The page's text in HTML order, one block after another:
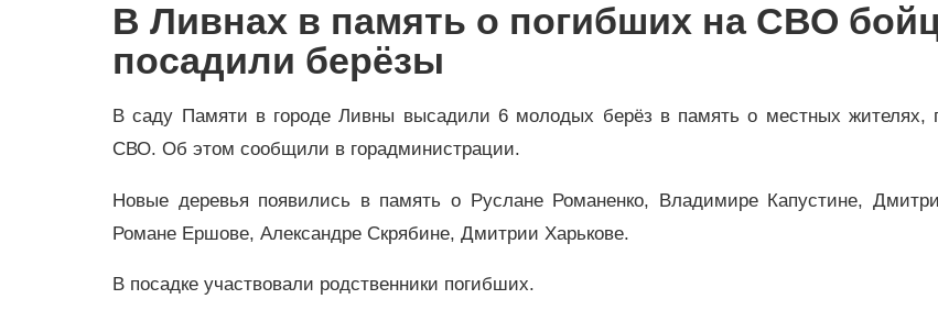
В Ливнах в память о погибших на СВО
посадили берёзы
В саду Памяти в городе Ливны высадили 6 молодых берёз в память о местных жителях,
СВО. Об этом сообщили в горадминистрации.
Новые деревья появились в память о Руслане Романенко, Владимире Капустине,
Романе Ершове, Александре Скрябине, Дмитрии Харькове.
В посадке участвовали родственники погибших.